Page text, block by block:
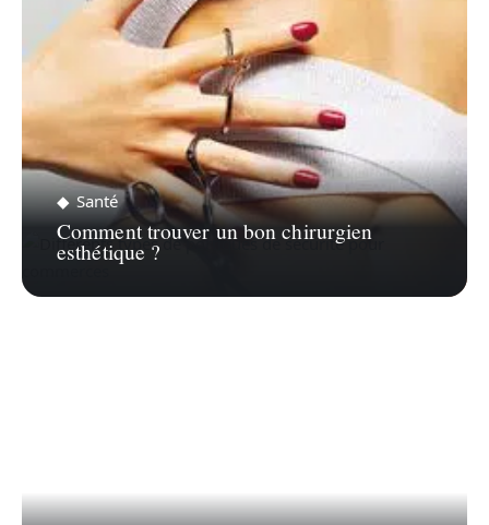
Santé
Comment trouver un bon chirurgien
esthétique ?